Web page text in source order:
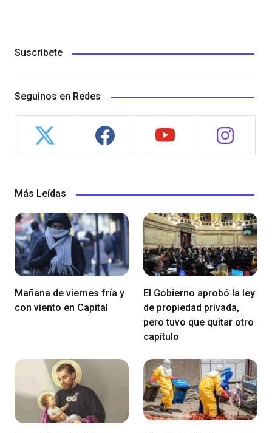
Suscríbete
Seguinos en Redes
Más Leídas
Mañana de viernes fría y
con viento en Capital
El Gobierno aprobó la ley
de propiedad privada,
pero tuvo que quitar otro
capítulo